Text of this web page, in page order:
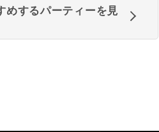
めするパーティーを見